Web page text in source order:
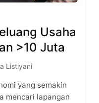
Usaha
>10 Juta
Listiyani
yang semakin
mencari lapangan